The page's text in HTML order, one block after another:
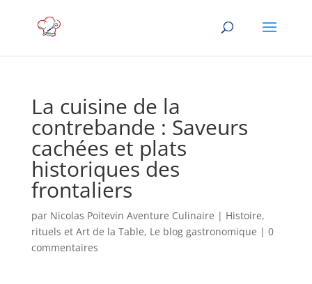
La cuisine de la
contrebande : Saveurs
cachées et plats
historiques des
frontaliers
par Nicolas Poitevin Aventure Culinaire | Histoire,
rituels et Art de la Table, Le blog gastronomique | 0
commentaires